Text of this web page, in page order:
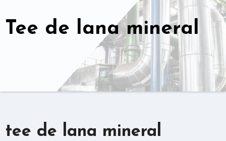
Tee de lana mineral
tee de lana mineral